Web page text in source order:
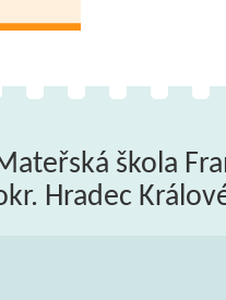
škola
Hradec